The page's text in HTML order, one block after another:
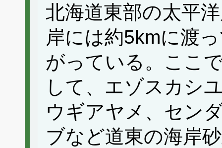
北海道東部の太平
岸には約5kmに渡
がっている。ここ
して、エゾスカシ
ウギアヤメ、セン
ブなど道東の海岸